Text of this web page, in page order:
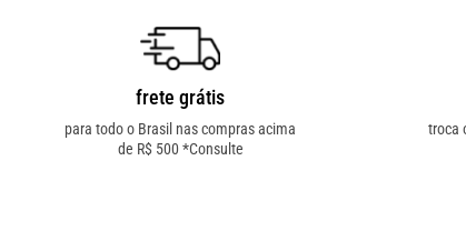
frete grátis
para todo o Brasil nas compras acima
de R$ 500 *Consulte
troca